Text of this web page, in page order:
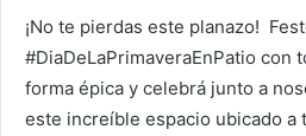
¡No te pierdas este planazo!
#DiaDeLaPrimaveraEnPatio con
forma épica y celebrá junto a
este increíble espacio ubicado a